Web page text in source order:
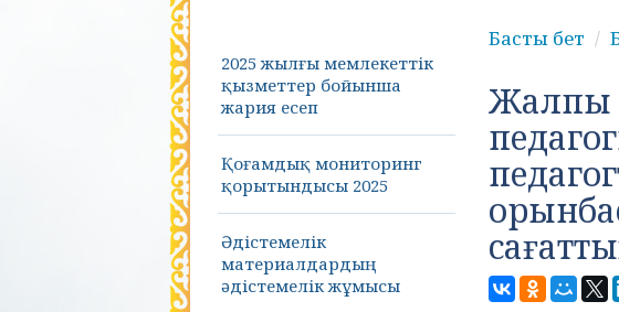
2025 жылғы мемлекеттік
қызметтер бойынша
жария есеп
Қоғамдық мониторинг
қорытындысы 2025
Әдістемелік
материалдардың
әдістемелік жұмысы
Басты бет
Жалпы